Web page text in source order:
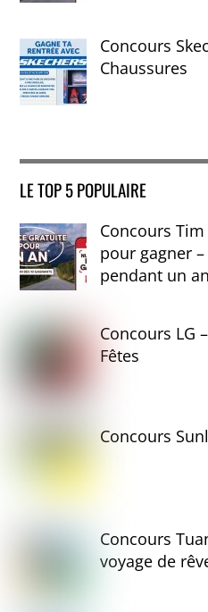
Concours
Chaussures
LE TOP 5 POPULAIRE
Concours
pour gagner
pendant un an
Concours LG
Fêtes
Concours
Concours
voyage de